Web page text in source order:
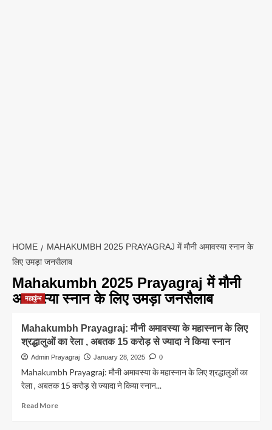
HOME
MAHAKUMBH 2025 PRAYAGRAJ में मौनी अमावस्या स्नान के
लिए उमड़ा जनसैलाब
Mahakumbh 2025 Prayagraj में मौनी
अमावस्या स्नान के लिए उमड़ा जनसैलाब
महाकुंभ
Mahakumbh Prayagraj: मौनी अमावस्या के महास्नान के लिए
श्रद्धालुओं का रेला , अबतक 15 करोड़ से ज्यादा ने किया स्नान
Admin Prayagraj January 28, 2025 0
Mahakumbh Prayagraj: मौनी अमावस्या के महास्नान के लिए श्रद्धालुओं का
रेला , अबतक 15 करोड़ से ज्यादा ने किया स्नान...
Read MoreRead